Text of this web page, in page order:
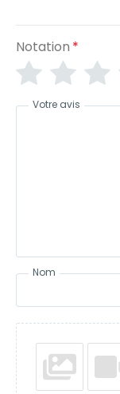
Notation *
Votre avis
Nom